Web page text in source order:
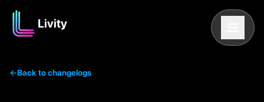
Livity
←Back to changelogs